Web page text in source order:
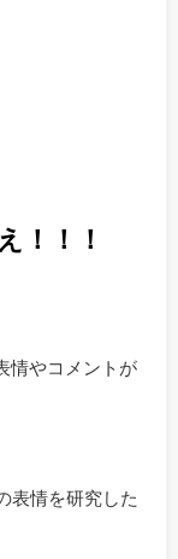
！！！
情やコメントが
表情を研究した